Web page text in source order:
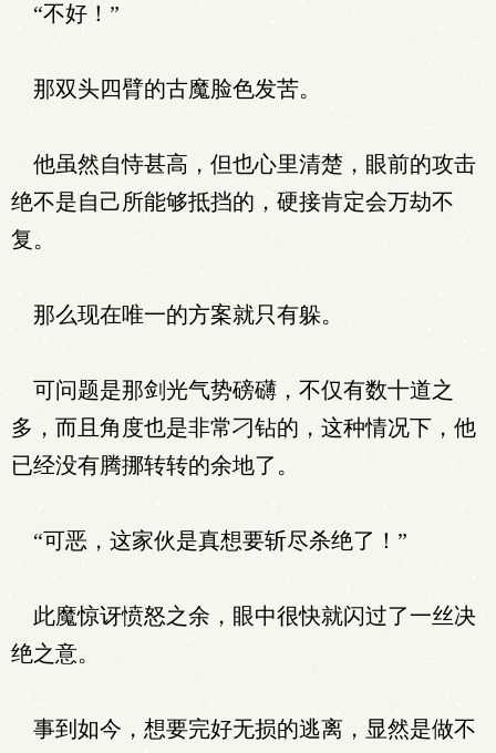
“不好！”
那双头四臂的古魔脸色发苦。
他虽然自恃甚高，但也心里清楚，眼前的攻击
绝不是自己所能够抵挡的，硬接肯定会万劫不
复。
那么现在唯一的方案就只有躲。
可问题是那剑光气势磅礴，不仅有数十道之
多，而且角度也是非常刁钻的，这种情况下，他
已经没有腾挪转转的余地了。
“可恶，这家伙是真想要斩尽杀绝了！”
此魔惊讶愤怒之余，眼中很快就闪过了一丝决
绝之意。
事到如今，想要完好无损的逃离，显然是做不